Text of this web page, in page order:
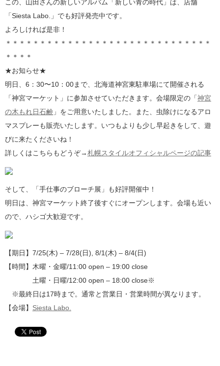
この、山田さんの新しいアルバム「新しい青の時代」は、店舗
「Siesta Labo.」でも好評発売中です。
よろしければ是非！
＊＊＊＊＊＊＊＊＊＊＊＊＊＊＊＊＊＊＊＊＊＊＊＊＊＊＊＊＊＊
＊＊＊＊
★お知らせ★
明日、6：30〜10：00まで、北海道神宮東駐車場にて開催される
「神宮マーケット」に参加させていただきます。会場限定の「神宮
の木もれ日石鹸 」をご用意いたしました。また、虫除けになるアロ
マスプレーも販売いたします。いつもよりも少し早起きをして、遊
びに来たくださいね！
詳しくはこちらもどうぞ→札幌スタイルオフィシャルページの記事
そして、「手仕事のブローチ展」も好評開催中！
明日は、神宮マーケット終了後すぐにオープンします。会場も近い
ので、ハシゴ大歓迎です。
【期日】7/25(木) – 7/28(日), 8/1(木) – 8/4(日)
【時間】木曜・金曜/11:00 open – 19:00 close
土曜・日曜/12:00 open – 18:00 close※
※最終日は17時まで。通常と営業日・営業時間が異なります。
【会場】 Siesta Labo.